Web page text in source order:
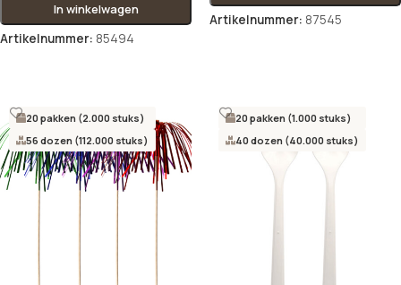
In winkelwagen
Artikelnummer: 85494
Artikelnummer: 87545
20 pakken (2.000 stuks)
56 dozen (112.000 stuks)
20 pakken (1.000 stuks)
40 dozen (40.000 stuks)